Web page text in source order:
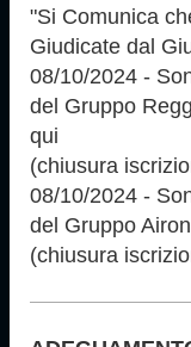
"Si Comunica
Giudicate dal
08/10/2024 -
del Gruppo
qui
(chiusura
08/10/2024 -
del Gruppo
(chiusura